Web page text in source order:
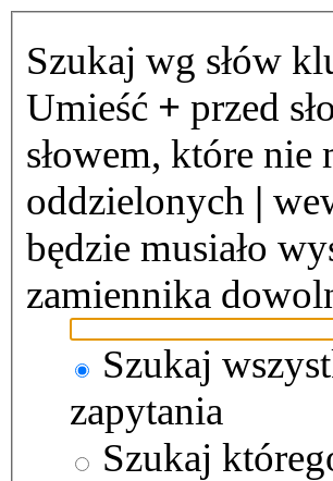
Szukaj wg słów
Umieść + przed
słowem, które nie
oddzielonych |
będzie musiało
zamiennika
Szukaj
zapytania
Szukaj